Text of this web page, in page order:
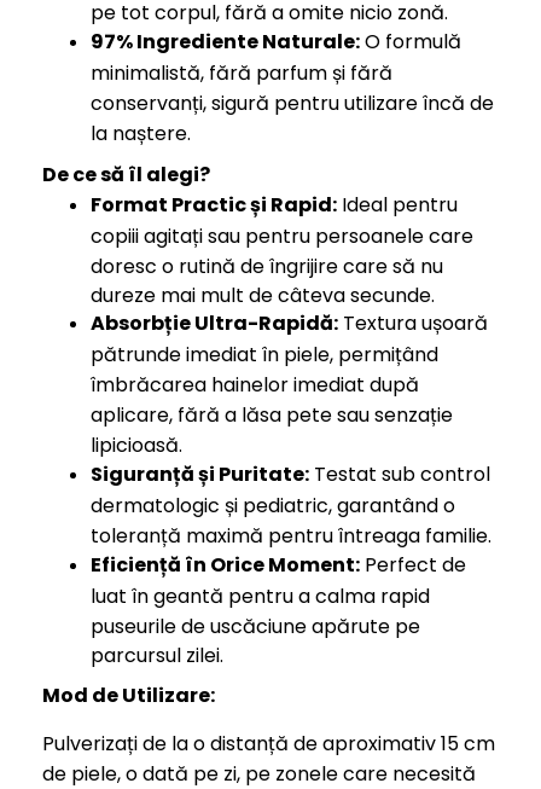
pe tot corpul, fără a omite nicio zonă.
97% Ingrediente Naturale:O formulă
minimalistă, fără parfum și fără
conservanți, sigură pentru utilizare încă de
la naștere.
De ce să îl alegi?
Format Practic și Rapid: Ideal pentru
copiii agitați sau pentru persoanele care
doresc o rutină de îngrijire care să nu
dureze mai mult de câteva secunde.
Absorbție Ultra-Rapidă: Textura ușoară
pătrunde imediat în piele, permițând
îmbrăcarea hainelor imediat după
aplicare, fără a lăsa pete sau senzație
lipicioasă.
Siguranță și Puritate: Testat sub control
dermatologic și pediatric, garantând o
toleranță maximă pentru întreaga familie.
Eficiență în Orice Moment: Perfect de
luat în geantă pentru a calma rapid
puseurile de uscăciune apărute pe
parcursul zilei.
Mod de Utilizare:
Pulverizați de la o distanță de aproximativ 15 cm
de piele, o dată pe zi, pe zonele care necesită